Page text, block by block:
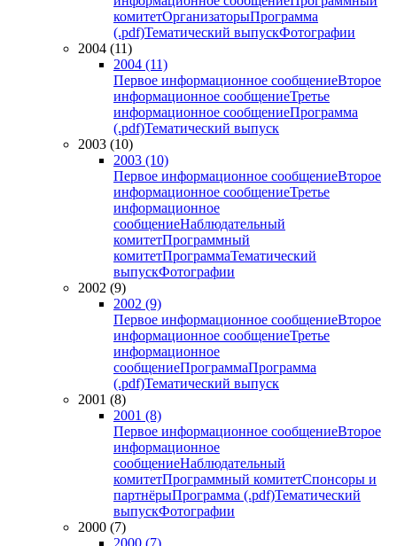
комитетОрганизаторыПрограмма
(.pdf)Тематический выпускФотографии
2004 (11)
2004 (11)
Первое информационное сообщениеВторое
информационное сообщениеТретье
информационное сообщениеПрограмма
(.pdf)Тематический выпуск
2003 (10)
2003 (10)
Первое информационное сообщениеВторое
информационное сообщениеТретье
информационное
сообщениеНаблюдательный
комитетПрограммный
комитетПрограммаТематический
выпускФотографии
2002 (9)
2002 (9)
Первое информационное сообщениеВторое
информационное сообщениеТретье
информационное
сообщениеПрограммаПрограмма
(.pdf)Тематический выпуск
2001 (8)
2001 (8)
Первое информационное сообщениеВторое
информационное
сообщениеНаблюдательный
комитетПрограммный комитетСпонсоры и
партнёрыПрограмма (.pdf)Тематический
выпускФотографии
2000 (7)
2000 (7)